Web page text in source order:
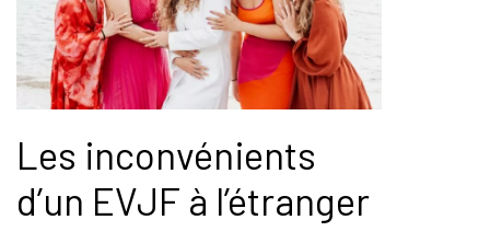
Les inconvénients
d’un EVJF à l’étranger